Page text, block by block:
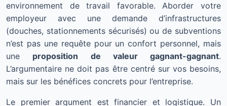
environnement de travail favorable. Aborder votre
employeur avec une demande d’infrastructures
(douches, stationnements sécurisés) ou de subventions
n’est pas une requête pour un confort personnel, mais
une proposition de valeur gagnant-gagnant.
L’argumentaire ne doit pas être centré sur vos besoins,
mais sur les bénéfices concrets pour l’entreprise.
Le premier argument est financier et logistique. Un